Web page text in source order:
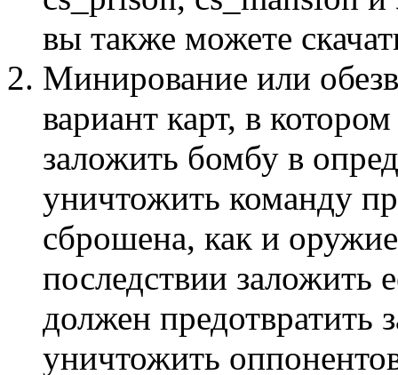
вы также можете
Минирование или
вариант карт, в
заложить бомбу в
уничтожить команду
сброшена, как и
последствии заложить
должен предотвратить
уничтожить